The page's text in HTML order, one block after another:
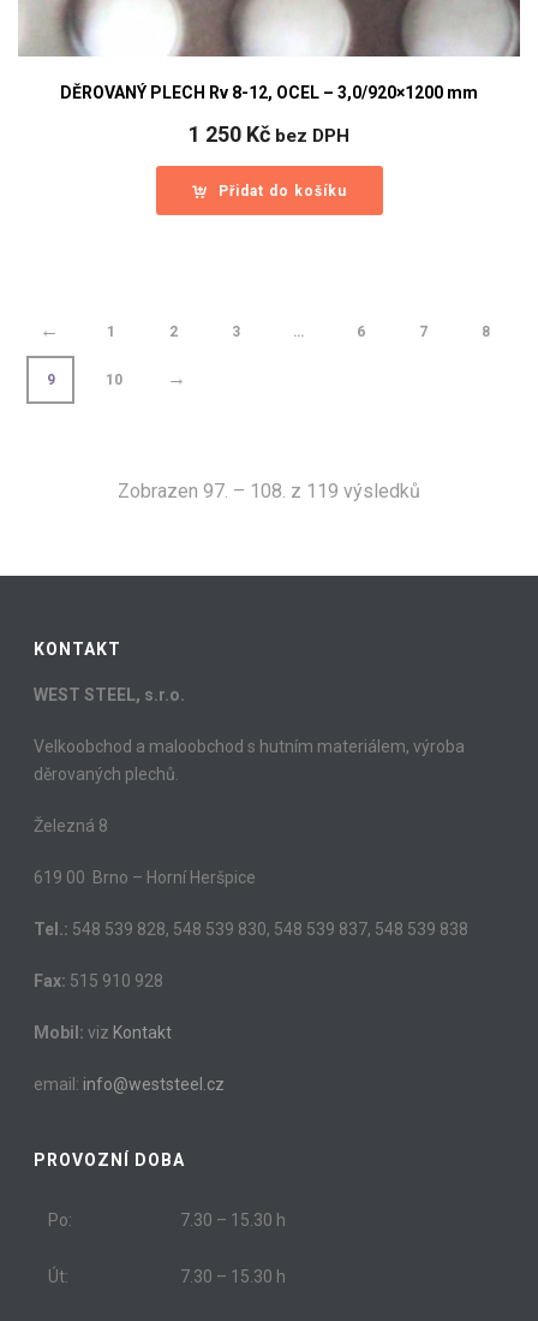
DĚROVANÝ PLECH Rv 8-12, OCEL – 3,0/920×1200 mm
1 250 Kč bez DPH
Přidat do košíku
← 1 2 3 … 6 7 8
9 10 →
Zobrazen 97. – 108. z 119 výsledků
KONTAKT
WEST STEEL, s.r.o.
Velkoobchod a maloobchod s hutním materiálem, výroba
děrovaných plechů.
Železná 8
619 00 Brno – Horní Heršpice
Tel.: 548 539 828, 548 539 830, 548 539 837, 548 539 838
Fax: 515 910 928
Mobil: viz Kontakt
email: info@weststeel.cz
PROVOZNÍ DOBA
Po: 7.30 – 15.30 h
Út: 7.30 – 15.30 h